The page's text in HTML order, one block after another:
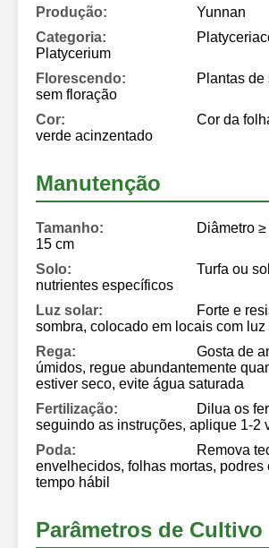
Produção:
Yunnan
Categoria:
Platycerium
Florescendo:
Plantas de
sem floração
Cor:
Cor da
verde acinzentado
Manutenção
Tamanho:
Diâmetro
15 cm
Solo:
Turfa ou
nutrientes específicos
Luz solar:
Forte e
sombra, colocado em locais com luz
Rega:
Gosta de
úmidos, regue abundantemente
estiver seco, evite água saturada
Fertilização:
Dilua os
seguindo as instruções, aplique 1-2
Poda:
Remova
envelhecidos, folhas mortas, podres
tempo hábil
Parâmetros de Cultivo